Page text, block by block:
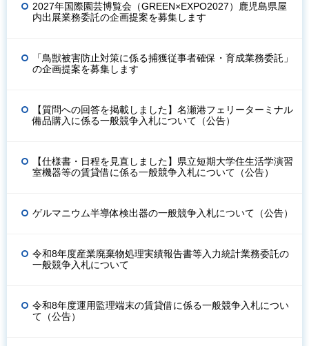
2027年国際園芸博覧会（GREEN×EXPO2027）鹿児島県屋
内出展業務委託の企画提案を募集します
「鳥獣被害防止対策に係る捕獲従事者確保・育成業務委託」
の企画提案を募集します
【質問への回答を掲載しました】名瀬港フェリーターミナル
備品購入に係る一般競争入札について（公告）
【仕様書・日程を見直しました】県立短期大学住生活学演習
室機器等の賃貸借に係る一般競争入札について（公告）
ゲルマニウム半導体検出器の一般競争入札について（公告）
令和8年度産業廃棄物処理実績報告書等入力統計業務委託の
一般競争入札について
令和8年度運用監理端末の賃貸借に係る一般競争入札につい
て（公告）